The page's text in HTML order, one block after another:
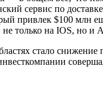
сервис по
привлек $100 млн
не только на IOS, но и
стало